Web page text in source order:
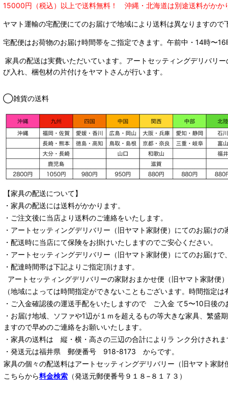
15000円（税込）以上で送料無料！ 沖縄・北海道は別途送料がかか
ヤマト運輸の宅配便にてのお届けで地域により送料は異なりますので
宅配便はお荷物のお届け時間帯をご指定できます。 午前中・14時〜
家具の配送は実費いただいています。アートセッティングデリバリ
び入れ、梱包材の片付けをヤマトさんが行います。
◯雑貨の送料
【家具の配送について】
・家具の配送には送料がかかります。
・ご注文後に当店より送料のご連絡をいたします。
・ アートセッティングデリバリー （旧ヤマト家財便） にてのお届けの
・配送時に当店にて保険をお掛けいたしますのでご安心ください。
・ アートセッティングデリバリー （旧ヤマト家財便） にてのお届けで
・配達時間帯は下記よりご指定頂けます。
アートセッティングデリバリーの家財おまかせ便 （旧ヤマト家財便
（地域によっては時間指定ができないこともございます。時間指定
・ご入金確認後の運送手配をいたしますので ご入金 て5〜10日後の
・お届け地域、ソファや1辺が１ｍを超えるもの等大きな家具、繁
ますので早めのご連絡をお願いいたします。
・家具の送料は 縦・横・高さの三辺の合計によりラ ンク分けされま
・発送元は福井県 郵便番号 918-8173 からです。
家具の個々の配送料はアートセッティングデリバリー （旧ヤマト家財
こちらから料金検索 （発送元郵便番号９１８−８１７３）